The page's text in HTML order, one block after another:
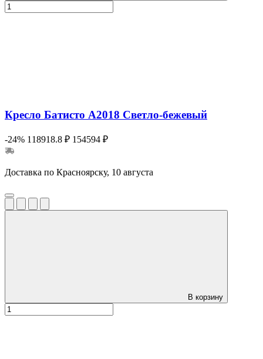
Кресло Батисто А2018 Cветло-бежевый
-24% 118918.8 ₽ 154594 ₽
Доставка по Красноярску, 10 августа
В корзину